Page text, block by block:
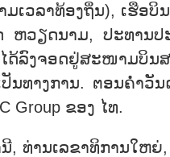
ເວ​ລາ​ທ້ອງ​ຖິ່ນ), ເຮືອ​ບິ
ຫວຽດ​ນາມ, ປະ​ທານ​
ລົງ​ຈ​ອດ​ຢູ່ສະ​ໜາມ​ບິນ​
ນ​ທາງ​ການ. ຕອນ​ຄ່ຳ​ວັ
Group ຂອງ ໄທ.
ທ່ານ​ເລ​ຂາ​ທິ​ການ​ໃຫຍ່